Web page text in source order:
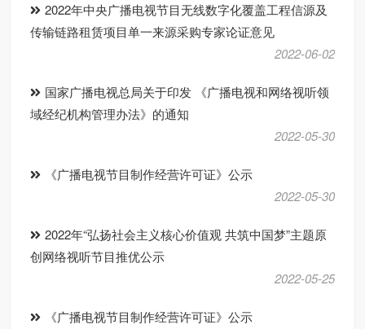
2022年中央广播电视节目无线数字化覆盖工程信源及
传输链路租赁项目单一来源采购专家论证意见
2022-06-02
国家广播电视总局关于印发 《广播电视和网络视听领
域经纪机构管理办法》的通知
2022-05-30
《广播电视节目制作经营许可证》公示
2022-05-30
2022年“弘扬社会主义核心价值观 共筑中国梦”主题原
创网络视听节目推优公示
2022-05-25
《广播电视节目制作经营许可证》公示